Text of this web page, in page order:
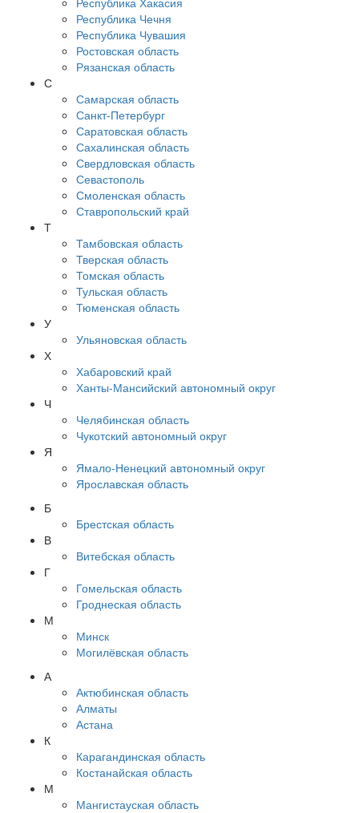
Республика Чечня
Республика Чувашия
Ростовская область
Рязанская область
С
Самарская область
Санкт-Петербург
Саратовская область
Сахалинская область
Свердловская область
Севастополь
Смоленская область
Ставропольский край
Т
Тамбовская область
Тверская область
Томская область
Тульская область
Тюменская область
У
Ульяновская область
Х
Хабаровский край
Ханты-Мансийский автономный округ
Ч
Челябинская область
Чукотский автономный округ
Я
Ямало-Ненецкий автономный округ
Ярославская область
Б
Брестская область
В
Витебская область
Г
Гомельская область
Гроднеская область
М
Минск
Могилёвская область
А
Актюбинская область
Алматы
Астана
К
Карагандинская область
Костанайская область
М
Мангистауская область